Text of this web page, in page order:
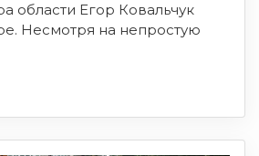
области Егор Ковальчук
Несмотря на непростую